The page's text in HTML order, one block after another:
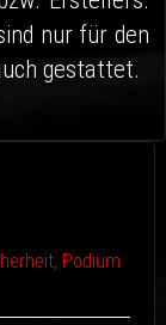
nur für den
gestattet.
Podium